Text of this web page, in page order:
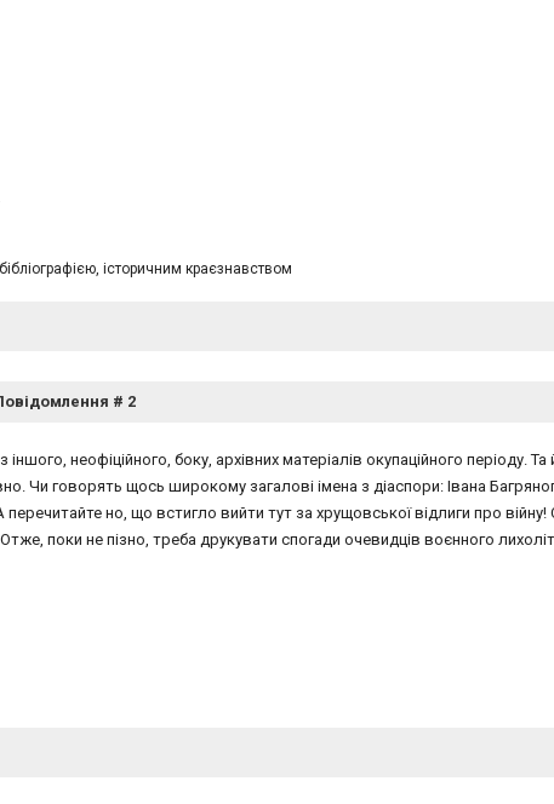
історичним краєзнавством
# 2
неофіційного, боку, архівних матеріалів окупаційного періоду.
Чи говорять щось широкому загалові імена з діаспори: Івана
но, що встигло вийти тут за хрущовської відлиги про війну!
поки не пізно, треба друкувати спогади очевидців воєнного